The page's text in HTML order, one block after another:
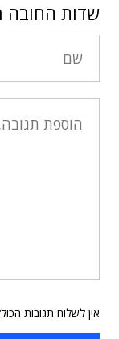
שדות החובה
אין לשלוח תגובות